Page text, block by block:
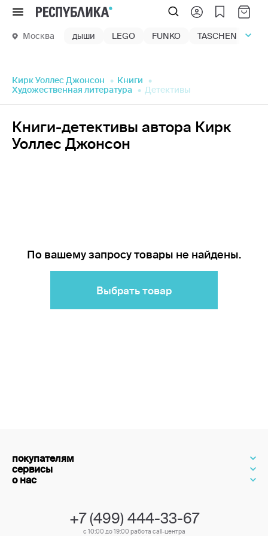
Меню
Москва дыши LEGO FUNKO TASCHEN
Кирк Уоллес Джонсон
Книги
Художественная литература
Детективы
Книги-детективы автора Кирк
Уоллес Джонсон
По вашему запросу товары не найдены.
Выбрать товар
покупателям
сервисы
о нас
+7 (499) 444-33-67
с 10:00 до 19:00 работа call-центра